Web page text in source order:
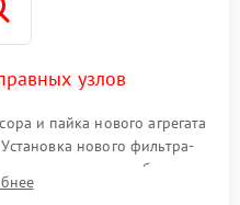
узлов
и пайка нового агрегата
нового фильтра-
вентиляторов обдува,
дверных петель.